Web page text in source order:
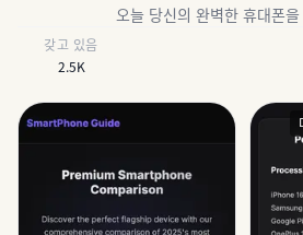
오늘 당신의 완벽한 휴대폰
갖고 있음
2.5K